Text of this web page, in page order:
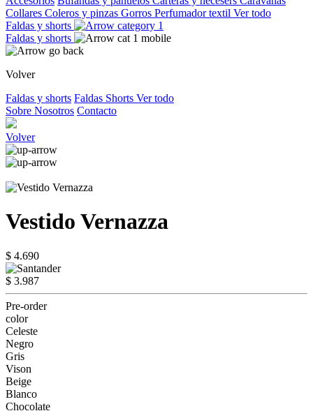
Collares Coleros y pinzas Gorros Perfumador textil Ver todo
Faldas y shorts
Faldas y shorts
Volver
Faldas y shorts Faldas Shorts Ver todo
Sobre Nosotros Contacto
Volver
Vestido Vernazza
$ 4.690
$ 3.987
Pre-order
color
Celeste
Negro
Gris
Vison
Beige
Blanco
Chocolate